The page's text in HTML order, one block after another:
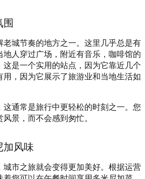
围
老城节奏的地方之一。这里几乎总是有
人穿过广场，附近有音乐，咖啡馆的
是一个实用的站点，因为它靠近几个
用，因为它展示了旅游业和当地生活如
通常是旅行中更轻松的时刻之一。您
景，而不会感到匆忙。
加风味
城市之旅就会变得更加美好。根据运营